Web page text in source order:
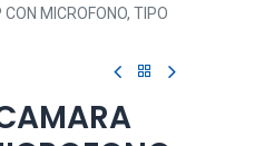
MICROFONO, TIPO